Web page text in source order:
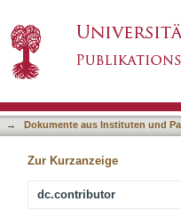
→ Dokumente aus Instituten und
Zur Kurzanzeige
dc.contributor